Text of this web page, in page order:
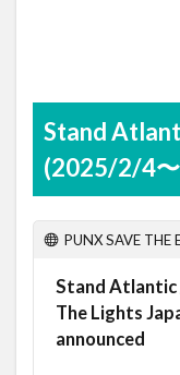
Stand
(2025/2/4
PUNX SAVE THE
Stand Atlantic
The Lights
announced